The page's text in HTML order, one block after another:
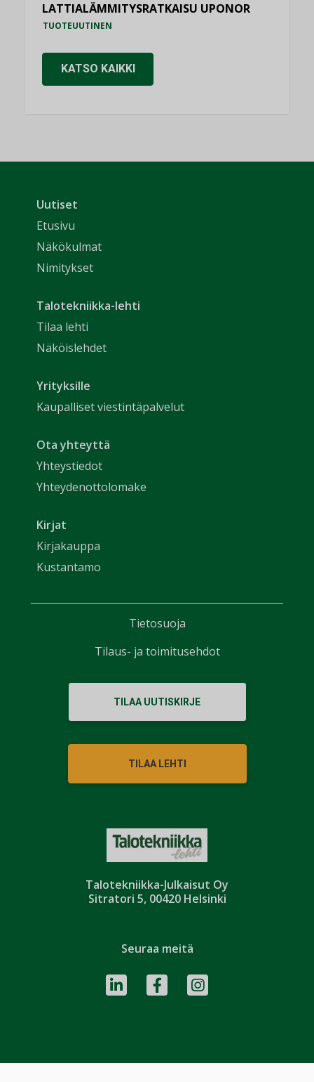
LATTIALÄMMITYSRATKAISU UPONOR
TUOTEUUTINEN
KATSO KAIKKI
Talotekniikka-Julkaisut Oy
Sitratori 5, 00420 Helsinki
Uutiset
Etusivu
Näkökulmat
Nimitykset
Talotekniikka-lehti
Tilaa lehti
Näköislehdet
Yrityksille
Kaupalliset viestintäpalvelut
Ota yhteyttä
Yhteystiedot
Yhteydenottolomake
Kirjat
Kirjakauppa
Kustantamo
TILAA UUTISKIRJE
TILAA LEHTI
Seuraa meitä
Tietosuoja
Tilaus- ja toimitusehdot